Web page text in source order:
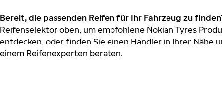
Bereit, die passenden Reifen für Ihr Fahrzeug zu
Reifenselektor oben, um empfohlene Nokian Tyres
entdecken, oder finden Sie einen Händler in Ihrer Nähe
einem Reifenexperten beraten.